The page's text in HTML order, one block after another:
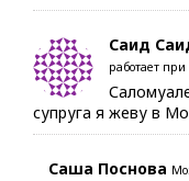
Саид
работает
супруга я жеву в
Саша Поснова